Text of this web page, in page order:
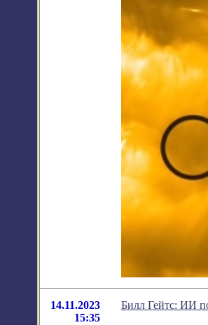
14.11.2023
15:35
Билл Гейтс: ИИ